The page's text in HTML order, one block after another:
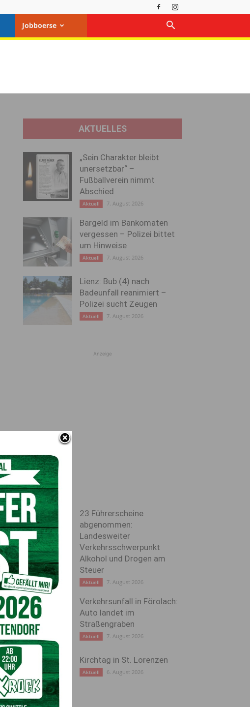
Jobboerse
AKTUELLES
„Sein Charakter bleibt
unersetzbar“ –
Fußballverein nimmt
Abschied
Aktuell 7. August 2026
Bargeld im Bankomaten
vergessen – Polizei bittet
um Hinweise
Aktuell 7. August 2026
Lienz: Bub (4) nach
Badeunfall reanimiert –
Polizei sucht Zeugen
Aktuell 7. August 2026
Anzeige
23 Führerscheine
abgenommen:
Landesweiter
Verkehrsschwerpunkt
Alkohol und Drogen am
Steuer
Aktuell 7. August 2026
Verkehrsunfall in Förolach:
Auto landet im
Straßengraben
Aktuell 7. August 2026
Kirchtag in St. Lorenzen
Aktuell 6. August 2026